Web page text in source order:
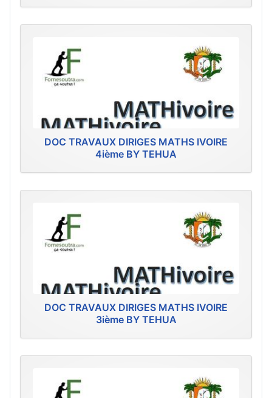
DOC TRAVAUX DIRIGES MATHS IVOIRE
4ième BY TEHUA
DOC TRAVAUX DIRIGES MATHS IVOIRE
3ième BY TEHUA